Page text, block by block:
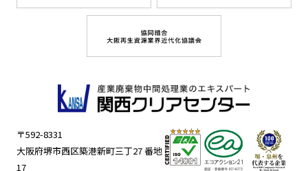
〒592-8331
大阪府堺市西区築港新町三丁27 番地
17